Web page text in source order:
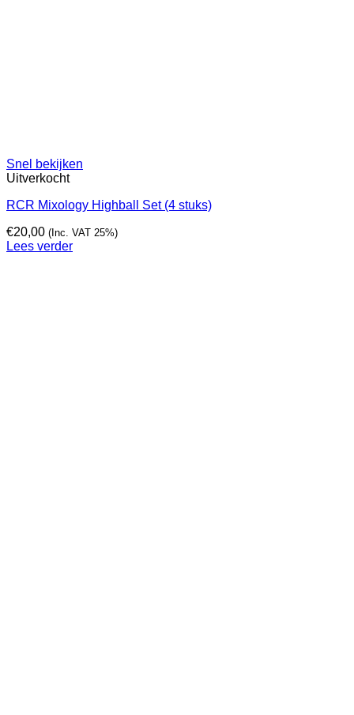
Snel bekijken
Uitverkocht
RCR Mixology Highball Set (4 stuks)
€20,00 (Inc. VAT 25%)
Lees verder